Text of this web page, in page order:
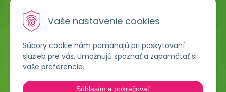
Vaše nastavenie cookies
Súbory cookie nám pomáhajú pri poskytovaní
služieb pre vás. Umožňujú spoznať a zapamätať si
vaše preferencie.
Súhlasím a pokračovať
Lumigreen, s.r.o.
ODOBERAŤ
odvolať písomne, emailom alebo kliknutím na odkaz z
ktoréhokoľvek informačného emailu.